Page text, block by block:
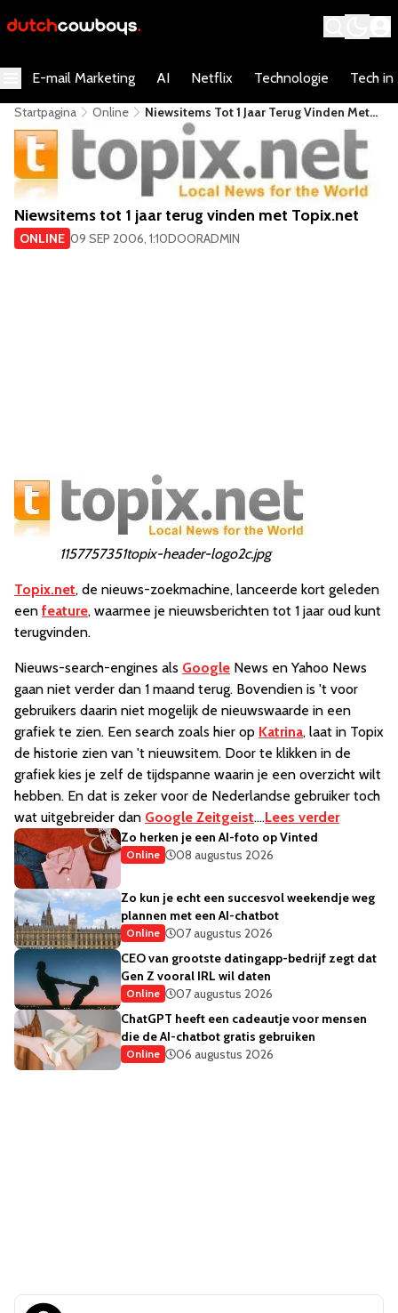
E-mail Marketing AI Netflix Technologie Tech in
Startpagina Online
Niewsitems Tot 1 Jaar Terug Vinden Met
Topix.net
Niewsitems tot 1 jaar terug vinden met Topix.net
ONLINE 09 SEP 2006, 1:10DOORADMIN
1157757351topix-header-logo2c.jpg
Topix.net, de nieuws-zoekmachine, lanceerde kort geleden
een feature, waarmee je nieuwsberichten tot 1 jaar oud kunt
terugvinden.
Nieuws-search-engines als Google News en Yahoo News
gaan niet verder dan 1 maand terug. Bovendien is 't voor
gebruikers daarin niet mogelijk de nieuwswaarde in een
grafiek te zien. Een search zoals hier op Katrina, laat in Topix
de historie zien van 't nieuwsitem. Door te klikken in de
grafiek kies je zelf de tijdspanne waarin je een overzicht wilt
hebben. En dat is zeker voor de Nederlandse gebruiker toch
wat uitgebreider dan Google Zeitgeist....Lees verder
Zo herken je een AI-foto op Vinted
Online 08 augustus 2026
Zo kun je echt een succesvol weekendje weg
plannen met een AI-chatbot
Online
07 augustus 2026
CEO van grootste datingapp-bedrijf zegt dat
Gen Z vooral IRL wil daten
Online
07 augustus 2026
ChatGPT heeft een cadeautje voor mensen
die de AI-chatbot gratis gebruiken
Online 06 augustus 2026